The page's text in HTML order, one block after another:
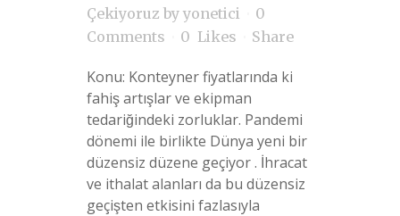
Çekiyoruz by yonetici
0
Comments
0 Likes Share
Konu: Konteyner fiyatlarında ki
fahiş artışlar ve ekipman
tedariğindeki zorluklar. Pandemi
dönemi ile birlikte Dünya yeni bir
düzensiz düzene geçiyor . İhracat
ve ithalat alanları da bu düzensiz
geçişten etkisini fazlasıyla